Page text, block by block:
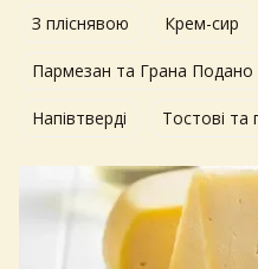
З пліснявою Крем-сир
Пармезан та Грана Подано
Напівтверді Тостові та